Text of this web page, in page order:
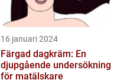
16 januari 2024
Färgad dagkräm: En
djupgående undersökning
för matälskare